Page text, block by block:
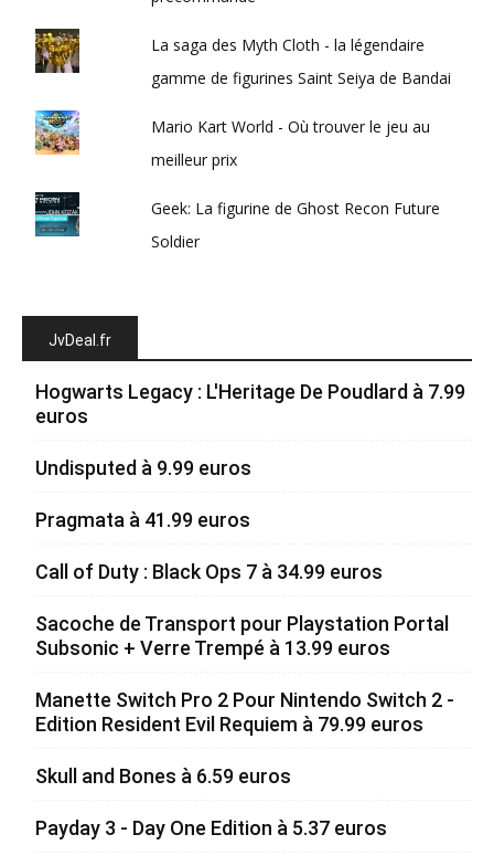
La saga des Myth Cloth - la légendaire
gamme de figurines Saint Seiya de Bandai
Mario Kart World - Où trouver le jeu au
meilleur prix
Geek: La figurine de Ghost Recon Future
Soldier
JvDeal.fr
Hogwarts Legacy : L'Heritage De Poudlard à 7.99
euros
Undisputed à 9.99 euros
Pragmata à 41.99 euros
Call of Duty : Black Ops 7 à 34.99 euros
Sacoche de Transport pour Playstation Portal
Subsonic + Verre Trempé à 13.99 euros
Manette Switch Pro 2 Pour Nintendo Switch 2 -
Edition Resident Evil Requiem à 79.99 euros
Skull and Bones à 6.59 euros
Payday 3 - Day One Edition à 5.37 euros